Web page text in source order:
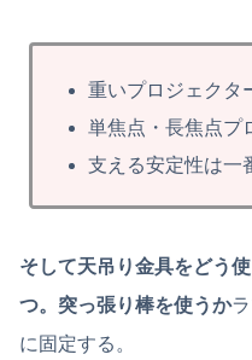
重いプロジェクタ
単焦点・長焦点プ
支える安定性は一
そして天吊り金具をどう
つ。突っ張り棒を使うか
に固定する。